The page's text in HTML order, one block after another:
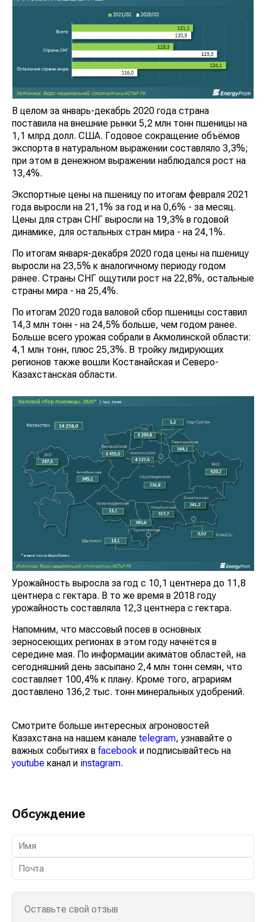
В целом за январь-декабрь 2020 года страна
поставила на внешние рынки 5,2 млн тонн пшеницы на
1,1 млрд долл. США. Годовое сокращение объёмов
экспорта в натуральном выражении составляло 3,3%;
при этом в денежном выражении наблюдался рост на
13,4%.
Экспортные цены на пшеницу по итогам февраля 2021
года выросли на 21,1% за год и на 0,6% - за месяц.
Цены для стран СНГ выросли на 19,3% в годовой
динамике, для остальных стран мира - на 24,1%.
По итогам января-декабря 2020 года цены на пшеницу
выросли на 23,5% к аналогичному периоду годом
ранее. Страны СНГ ощутили рост на 22,8%, остальные
страны мира - на 25,4%.
По итогам 2020 года валовой сбор пшеницы составил
14,3 млн тонн - на 24,5% больше, чем годом ранее.
Больше всего урожая собрали в Акмолинской области:
4,1 млн тонн, плюс 25,3%. В тройку лидирующих
регионов также вошли Костанайская и Северо-
Казахстанская области.
Урожайность выросла за год с 10,1 центнера до 11,8
центнера с гектара. В то же время в 2018 году
урожайность составляла 12,3 центнера с гектара.
Напомним, что массовый посев в основных
зерносеющих регионах в этом году начнётся в
середине мая. По информации акиматов областей, на
сегодняшний день засыпано 2,4 млн тонн семян, что
составляет 100,4% к плану. Кроме того, аграриям
доставлено 136,2 тыс. тонн минеральных удобрений.
Смотрите больше интересных агроновостей
Казахстана на нашем канале telegram, узнавайте о
важных событиях в facebook и подписывайтесь на
youtube канал и instagram.
Обсуждение